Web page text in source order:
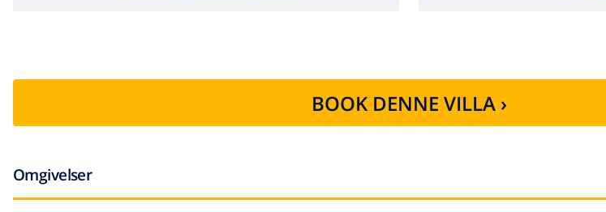
BOOK DENNE VILLA ›
Omgivelser